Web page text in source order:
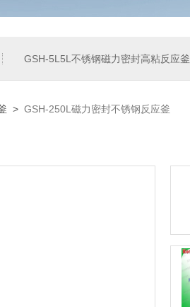
GSH-5L5L不锈钢磁力密封高粘反应釜
> GSH-250L磁力密封不锈钢反应釜